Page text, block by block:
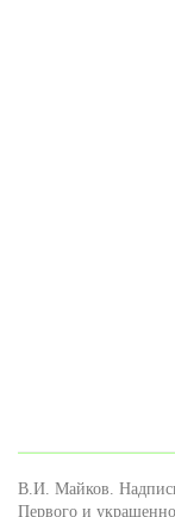
В.И. Майков.
Первого и